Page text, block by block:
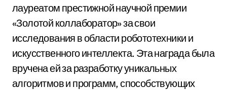
лауреатом престижной научной премии
«Золотой коллаборатор» за свои
исследования в области робототехники и
искусственного интеллекта. Эта награда была
вручена ей за разработку уникальных
алгоритмов и программ, способствующих